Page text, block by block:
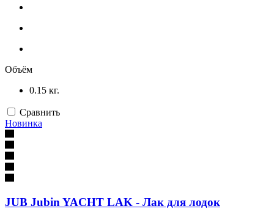
Объём
0.15 кг.
Сравнить
Новинка
JUB Jubin YACHT LAK - Лак для лодок